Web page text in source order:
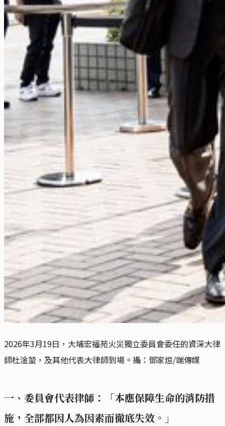
2026年3月19日，大埔宏福苑火災獨立委員會委任的資深大律
師杜淦堃，及其他代表大律師到場。攝：鄧家烜/端傳媒
一、委員會代表律師：「本應保障生命的消防措
施，全部都因人為因素而徹底失效。」